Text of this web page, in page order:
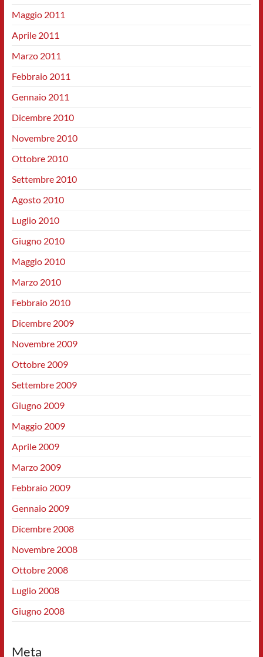
Maggio 2011
Aprile 2011
Marzo 2011
Febbraio 2011
Gennaio 2011
Dicembre 2010
Novembre 2010
Ottobre 2010
Settembre 2010
Agosto 2010
Luglio 2010
Giugno 2010
Maggio 2010
Marzo 2010
Febbraio 2010
Dicembre 2009
Novembre 2009
Ottobre 2009
Settembre 2009
Giugno 2009
Maggio 2009
Aprile 2009
Marzo 2009
Febbraio 2009
Gennaio 2009
Dicembre 2008
Novembre 2008
Ottobre 2008
Luglio 2008
Giugno 2008
Meta